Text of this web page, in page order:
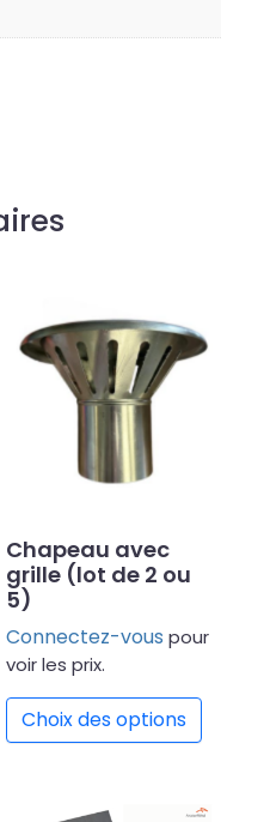
produit a plusieurs
Chapeau avec
grille (lot de 2 ou
5)
Connectez-vous pour
voir les prix.
Choix des options